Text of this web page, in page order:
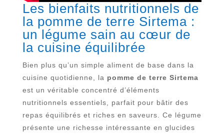
Les bienfaits nutritionnels de
la pomme de terre Sirtema :
un légume sain au cœur de
la cuisine équilibrée
Bien plus qu’un simple aliment de base dans la
cuisine quotidienne, la pomme de terre Sirtema
est un véritable concentré d’éléments
nutritionnels essentiels, parfait pour bâtir des
repas équilibrés et riches en saveurs. Ce légume
présente une richesse intéressante en glucides